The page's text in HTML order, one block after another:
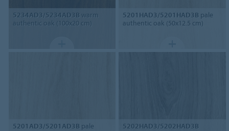
5234AD3/5234AD3B warm
authentic oak (100x20 cm)
5201HAD3/5201HAD3B pale
authentic oak (50x12.5 cm)
5201AD3/5201AD3B pale
5202HAD3/5202HAD3B